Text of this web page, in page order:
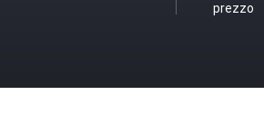
prezzo